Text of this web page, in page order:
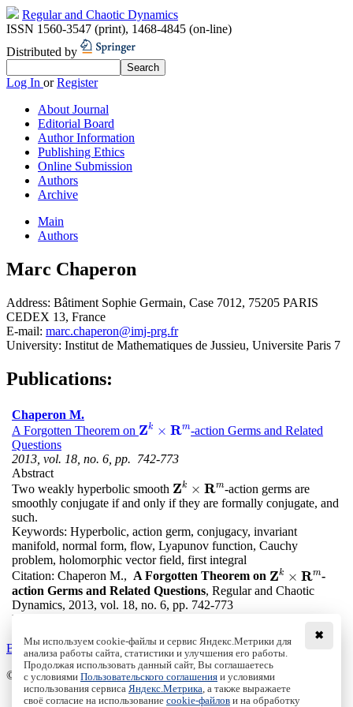
Regular and Chaotic Dynamics
ISSN 1560-3547 (print), 1468-4845 (on-line)
Distributed by
Log In orRegister
About Journal
Editorial Board
Author Information
Publishing Ethics
Online Submission
Authors
Archive
Main
Authors
Marc Chaperon
Address: Bâtiment Sophie Germain, Case 7012, 75205 PARIS
CEDEX 13, France
E-mail: marc.chaperon@imj-prg.fr
University: Institut de Mathematiques de Jussieu, Universite Paris 7
Publications:
Chaperon M.
A Forgotten Theorem on Zk × Rm
Zk ×R m
-action Germs and Related
Questions
2013, vol. 18, no. 6, pp. 742-773
Abstract
Two weakly hyperbolic smooth Zk × Rm
Zk ×R m
-action germs are
smoothly conjugate if and only if they are formally conjugate, and
such.
Keywords: Hyperbolic, action germ, conjugacy, invariant
manifold, normal form, flow, Lyapunov function, Cauchy
problem, holomorphic vector field, first integral
Citation: Chaperon M., A Forgotten Theorem on Zk × Rm
Zk ×R m
-
action Germs and Related Questions, Regular and Chaotic
Dynamics, 2013, vol. 18, no. 6, pp. 742-773
DOI:
Back to the list
© Institute of Computer Science Izhevsk, 2005 - 2026
About Journal
✖
Мы используем cookie-файлы и сервис Яндекс.Метрики для
анализа работы сайта, статистики и улучшения его работы.
Продолжая использовать данный сайт, Вы соглашаетесь
с условиями Пользовательского соглашения и условиями
использования сервиса Яндекс.Метрика , а также выражаете
своё согласие на использование cookie-файлов и на обработку